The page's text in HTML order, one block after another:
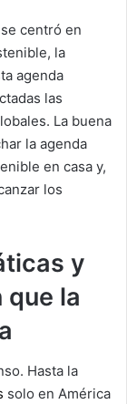
centró en
la
agenda
las
La buena
la agenda
en casa y,
los
y
que la
Hasta la
solo en América